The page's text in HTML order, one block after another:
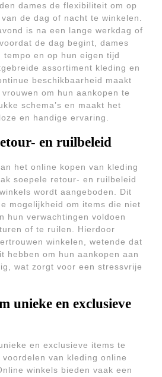
dames de flexibiliteit om op
de dag of nacht te winkelen.
is na een lange werkdag of
de dag begint, dames
tempo en op hun eigen tijd
assortiment kleding en
beschikbaarheid maakt
om hun aankopen te
schema’s en maakt het
en handige ervaring.
en ruilbeleid
het online kopen van kleding
soepele retour- en ruilbeleid
wordt aangeboden. Dit
mogelijkheid om items die niet
hun verwachtingen voldoen
of te ruilen. Hierdoor
winkelen, wetende dat
hebben om hun aankopen aan
wat zorgt voor een stressvrije
unieke en exclusieve
en exclusieve items te
van kleding online
winkels bieden vaak een